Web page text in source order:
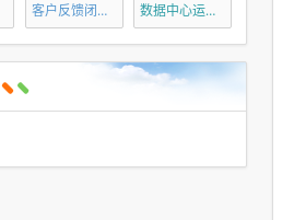
(2) 客户反馈闭环管理 (2) 数据中心运维效率提升